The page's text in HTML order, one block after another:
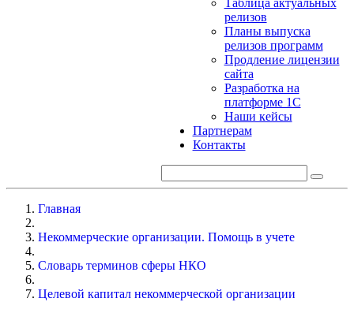
релизов
Планы выпуска
релизов программ
Продление лицензии
сайта
Разработка на
платформе 1С
Наши кейсы
Партнерам
Контакты
Главная
Некоммерческие организации. Помощь в учете
Словарь терминов сферы НКО
Целевой капитал некоммерческой организации